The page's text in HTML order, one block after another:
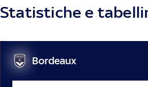
Statistiche e
Bordeaux